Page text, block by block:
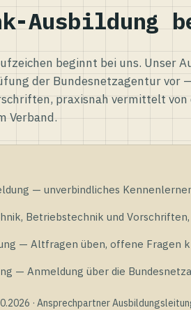
Ausbildung
beginnt bei uns. Unser
der Bundesnetzagentur vor
praxisnah vermittelt
Verband.
— unverbindliches
Betriebstechnik und
— Altfragen üben, offene Fragen
— Anmeldung über die
· Ansprechpartner